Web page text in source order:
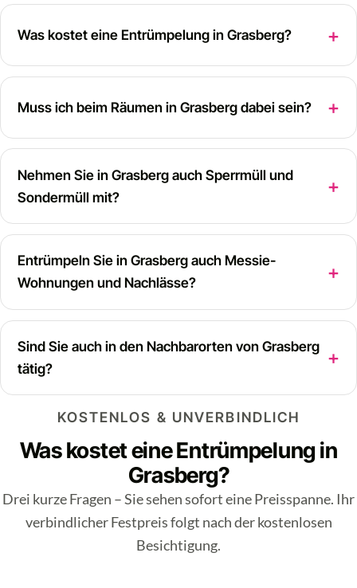
Was kostet eine Entrümpelung in Grasberg?
Muss ich beim Räumen in Grasberg dabei sein?
Nehmen Sie in Grasberg auch Sperrmüll und
Sondermüll mit?
Entrümpeln Sie in Grasberg auch Messie-
Wohnungen und Nachlässe?
Sind Sie auch in den Nachbarorten von Grasberg
tätig?
KOSTENLOS & UNVERBINDLICH
Was kostet eine Entrümpelung in
Grasberg?
Drei kurze Fragen – Sie sehen sofort eine Preisspanne. Ihr
verbindlicher Festpreis folgt nach der kostenlosen
Besichtigung.